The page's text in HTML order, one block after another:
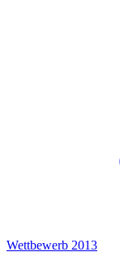
Wettbewerb 2013